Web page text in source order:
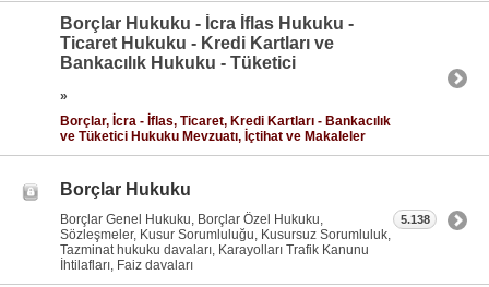
Borçlar Hukuku - İcra İflas Hukuku -
Ticaret Hukuku - Kredi Kartları ve
Bankacılık Hukuku - Tüketici
»
Borçlar, İcra - İflas, Ticaret, Kredi Kartları - Bankacılık
ve Tüketici Hukuku Mevzuatı, İçtihat ve Makaleler
Borçlar Hukuku
Borçlar Genel Hukuku, Borçlar Özel Hukuku,
Sözleşmeler, Kusur Sorumluluğu, Kusursuz Sorumluluk,
Tazminat hukuku davaları, Karayolları Trafik Kanunu
İhtilafları, Faiz davaları
5.138